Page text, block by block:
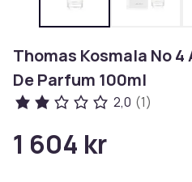
Thomas Kosmala No 4
De Parfum 100ml
2,0 (1)
1 604 kr